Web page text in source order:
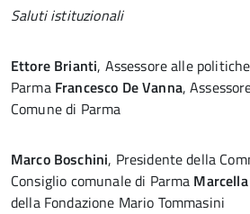
Saluti istituzionali
Ettore Brianti, Assessore alle
Parma Francesco De Vanna,
Comune di Parma
Marco Boschini, Presidente della
Consiglio comunale di Parma
della Fondazione Mario Tommasini